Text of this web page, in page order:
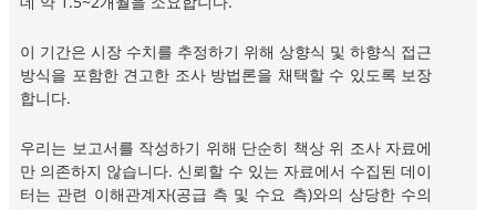
이 기간은 시장 수치를 추정하기 위해 상향식 및 하향식 접근
방식을 포함한 견고한 조사 방법론을 채택할 수 있도록 보장
합니다.
우리는 보고서를 작성하기 위해 단순히 책상 위 조사 자료에
만 의존하지 않습니다. 신뢰할 수 있는 자료에서 수집된 데이
터는 관련 이해관계자(공급 측 및 수요 측)와의 상당한 수의